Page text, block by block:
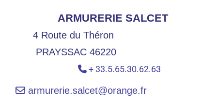
ARMURERIE SALCET
4 Route du Théron
PRAYSSAC 46220
 + 33.5.65.30.62.63
 armurerie.salcet@orange.fr